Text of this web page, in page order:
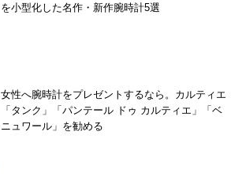
を小型化した名作・新作腕時計5選
女性へ腕時計をプレゼントするなら。カルティエ
「タンク」「パンテール ドゥ カルティエ」「ベ
ニュワール」を勧める